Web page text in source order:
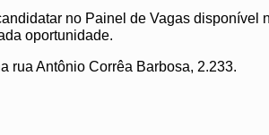
no Painel de Vagas
oportunidade.
rua Antônio Corrêa Barbosa, 2.233.